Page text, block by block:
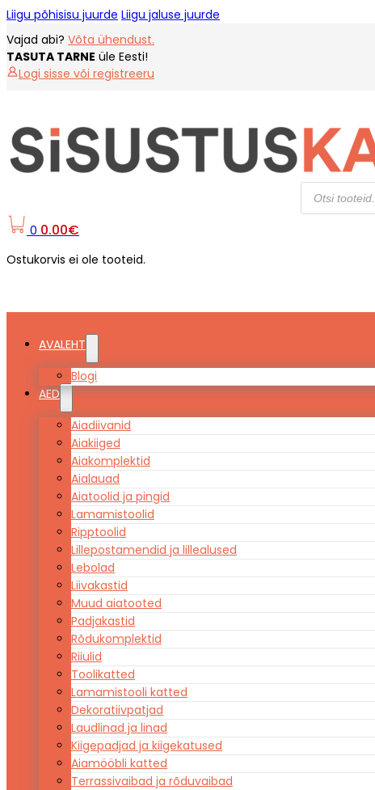
Liigu põhisisu juurde Liigu jaluse juurde
Vajad abi? Võta ühendust.
TASUTA TARNE üle Eesti!
Logi sisse või registreeru
Products
search
0 0.00€
Ostukorvis ei ole tooteid.
AVALEHT
Blogi
AED
Aiadiivanid
Aiakiiged
Aiakomplektid
Aialauad
Aiatoolid ja pingid
Lamamistoolid
Ripptoolid
Lillepostamendid ja lillealused
Lebolad
Liivakastid
Muud aiatooted
Padjakastid
Rõdukomplektid
Riiulid
Toolikatted
Lamamistooli katted
Dekoratiivpatjad
Laudlinad ja linad
Kiigepadjad ja kiigekatused
Aiamööbli katted
Terrassivaibad ja rõduvaibad